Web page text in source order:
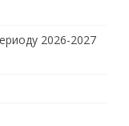
2026-2027